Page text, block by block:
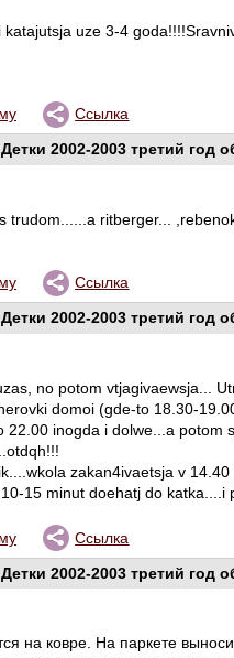
uze 3-4
Ссылка
Детки 2002-2003 третий год
trudom......a ritberger...
Ссылка
Детки 2002-2003 третий год
no potom vtjagivaewsja...
domoi (gde-to 18.30-
inogda i dolwe...a
zakan4ivaetsja v
15 minut doehatj do
Ссылка
Детки 2002-2003 третий год
на ковре. На паркете